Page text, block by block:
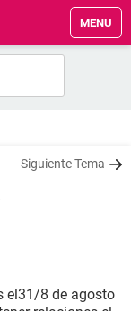
MENU
Siguiente Tema
el31/8 de agosto